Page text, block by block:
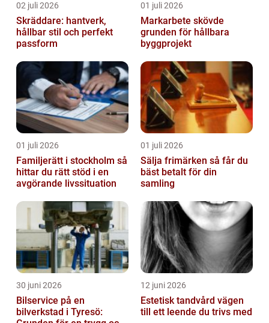
02 juli 2026
Skräddare: hantverk,
hållbar stil och perfekt
passform
01 juli 2026
Markarbete skövde
grunden för hållbara
byggprojekt
01 juli 2026
Familjerätt i stockholm så
hittar du rätt stöd i en
avgörande livssituation
01 juli 2026
Sälja frimärken så får du
bäst betalt för din
samling
30 juni 2026
Bilservice på en
bilverkstad i Tyresö:
12 juni 2026
Estetisk tandvård vägen
till ett leende du trivs med